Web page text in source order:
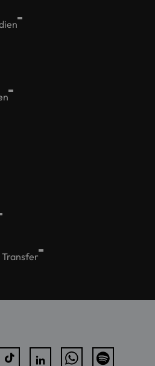
Transfer